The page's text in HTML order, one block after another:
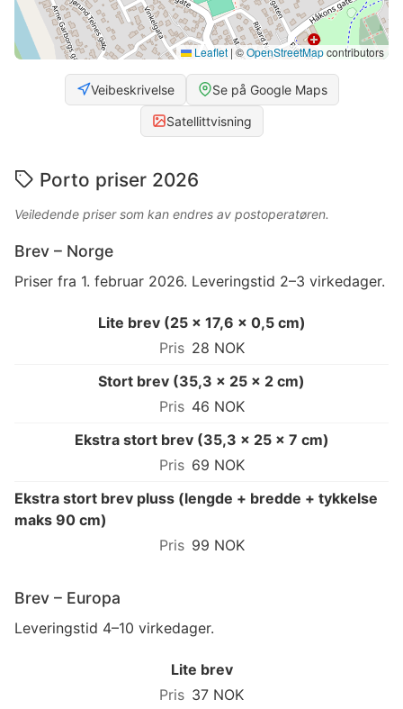
Leaflet | ©OpenStreetMapcontributors
Veibeskrivelse Se på Google Maps
Satellittvisning
Porto priser 2026
Veiledende priser som kan endres av postoperatøren.
Brev – Norge
Priser fra 1. februar 2026. Leveringstid 2–3 virkedager.
Lite brev (25 × 17,6 × 0,5 cm)
28 NOK
Stort brev (35,3 × 25 × 2 cm)
46 NOK
Ekstra stort brev (35,3 × 25 × 7 cm)
69 NOK
Ekstra stort brev pluss (lengde + bredde + tykkelse
maks 90 cm)
99 NOK
Brev – Europa
Leveringstid 4–10 virkedager.
Lite brev
37 NOK